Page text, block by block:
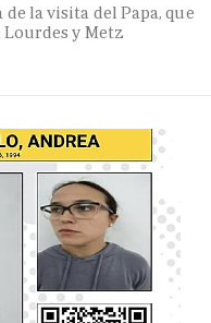
la visita del Papa, que
y Metz